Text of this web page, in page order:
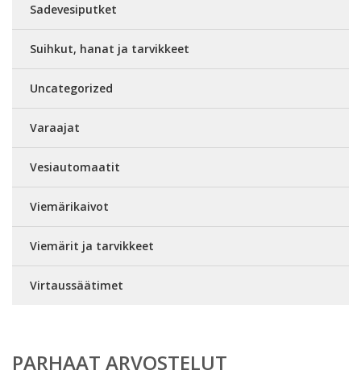
Sadevesiputket
Suihkut, hanat ja tarvikkeet
Uncategorized
Varaajat
Vesiautomaatit
Viemärikaivot
Viemärit ja tarvikkeet
Virtaussäätimet
PARHAAT ARVOSTELUT